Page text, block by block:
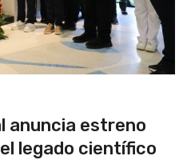
anuncia estreno
legado científico